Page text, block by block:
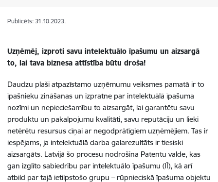
Publicēts: 31.10.2023.
Uzņēmēj, izproti savu intelektuālo īpašumu un aizsargā
to, lai tava biznesa attīstība būtu droša!
Daudzu plaši atpazīstamo uzņēmumu veiksmes pamatā ir to
īpašnieku zināšanas un izpratne par intelektuālā īpašuma
nozīmi un nepieciešamību to aizsargāt, lai garantētu savu
produktu un pakalpojumu kvalitāti, savu reputāciju un lieki
netērētu resursus cīņai ar negodprātīgiem uzņēmējiem. Tas ir
iespējams, ja intelektuālā darba galarezultāts ir tiesiski
aizsargāts. Latvijā šo procesu nodrošina Patentu valde, kas
gan izglīto sabiedrību par intelektuālo īpašumu (IĪ), kā arī
atbild par tajā ietilpstošo grupu – rūpnieciskā īpašuma objektu